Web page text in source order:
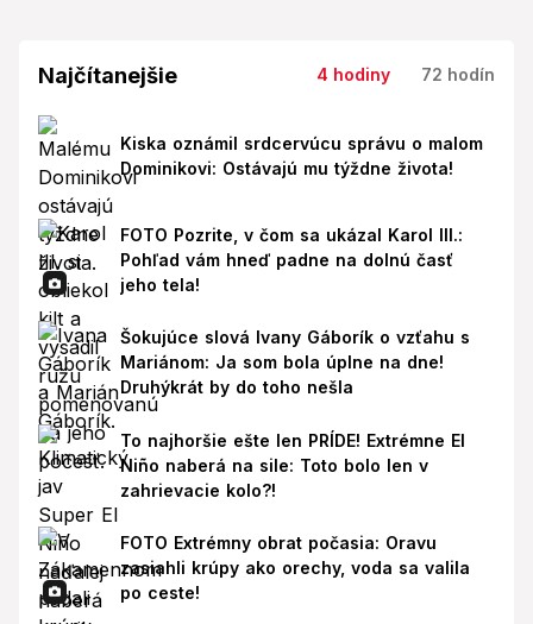
Najčítanejšie 4 hodiny 72 hodín
Kiska oznámil srdcervúcu správu o malom
Dominikovi: Ostávajú mu týždne života!
FOTO Pozrite, v čom sa ukázal Karol III.:
Pohľad vám hneď padne na dolnú časť
jeho tela!
Šokujúce slová Ivany Gáborík o vzťahu s
Mariánom: Ja som bola úplne na dne!
Druhýkrát by do toho nešla
To najhoršie ešte len PRÍDE! Extrémne El
Niño naberá na sile: Toto bolo len v
zahrievacie kolo?!
FOTO Extrémny obrat počasia: Oravu
zasiahli krúpy ako orechy, voda sa valila
po ceste!